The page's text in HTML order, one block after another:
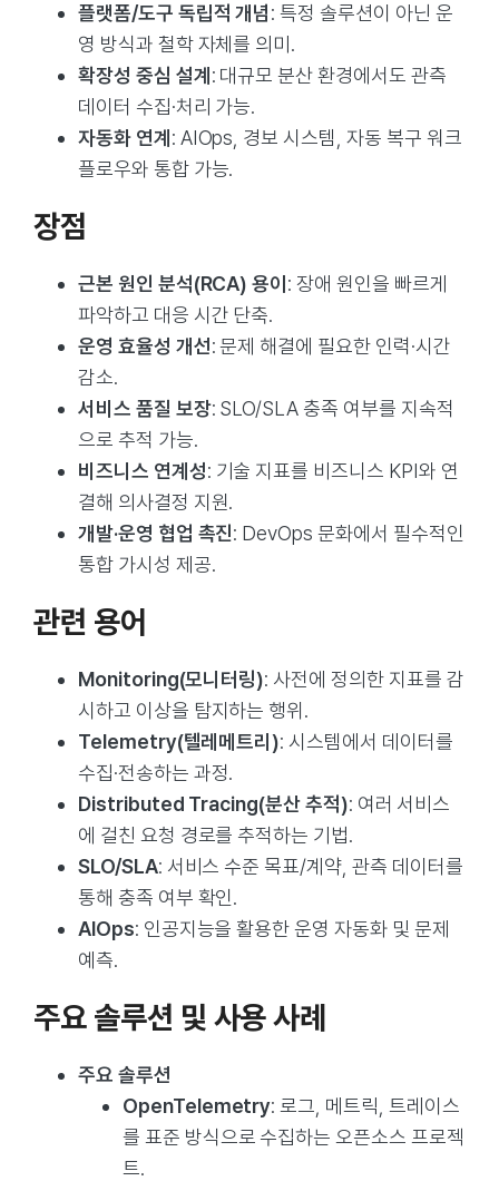
플랫폼/도구 독립적 개념: 특정 솔루션이 아닌 운
영 방식과 철학 자체를 의미.
확장성 중심 설계 : 대규모 분산 환경에서도 관측
데이터 수집·처리 가능.
자동화 연계 : AIOps, 경보 시스템, 자동 복구 워크
플로우와 통합 가능.
장점
근본 원인 분석(RCA) 용이 : 장애 원인을 빠르게
파악하고 대응 시간 단축.
운영 효율성 개선: 문제 해결에 필요한 인력·시간
감소.
서비스 품질 보장: SLO/SLA 충족 여부를 지속적
으로 추적 가능.
비즈니스 연계성: 기술 지표를 비즈니스 KPI와 연
결해 의사결정 지원.
개발·운영 협업 촉진: DevOps 문화에서 필수적인
통합 가시성 제공.
관련 용어
Monitoring(모니터링): 사전에 정의한 지표를 감
시하고 이상을 탐지하는 행위.
Telemetry(텔레메트리): 시스템에서 데이터를
수집·전송하는 과정.
Distributed Tracing(분산 추적): 여러 서비스
에 걸친 요청 경로를 추적하는 기법.
SLO/SLA: 서비스 수준 목표/계약, 관측 데이터를
통해 충족 여부 확인.
AIOps: 인공지능을 활용한 운영 자동화 및 문제
예측.
주요 솔루션 및 사용 사례
주요 솔루션
OpenTelemetry: 로그, 메트릭, 트레이스
를 표준 방식으로 수집하는 오픈소스 프로젝
트.